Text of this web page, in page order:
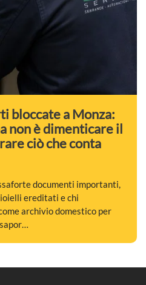
bloccate a Monza:
non è dimenticare il
ciò che conta
documenti importanti,
ereditati e chi
archivio domestico per